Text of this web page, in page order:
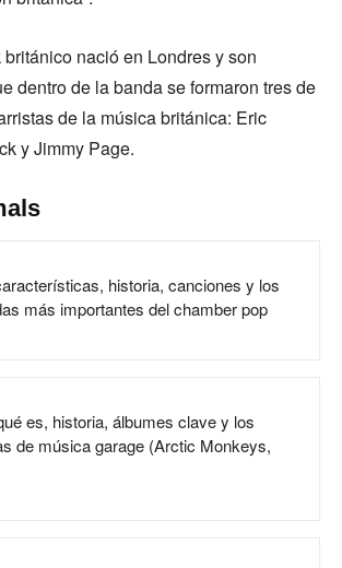
nació en Londres y son
dentro de la banda se formaron tres de
de la música británica: Eric
y Jimmy Page.
historia, canciones y los
más importantes del chamber pop
es, historia, álbumes clave y los
de música garage (Arctic Monkeys,